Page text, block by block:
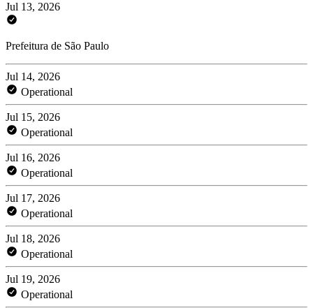
Jul 13, 2026
Prefeitura de São Paulo
Jul 14, 2026
Operational
Jul 15, 2026
Operational
Jul 16, 2026
Operational
Jul 17, 2026
Operational
Jul 18, 2026
Operational
Jul 19, 2026
Operational